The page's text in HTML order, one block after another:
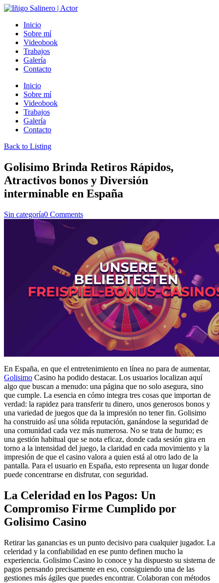
Inicio
Sobre mí
Videobook
Trabajos
Galería
Contacto
Inicio
Sobre mí
Videobook
Trabajos
Galería
Contacto
Back to Listing
Golisimo Brinda Retiros Rápidos,
Atractivos bonos y Diversión
interminable en España
Sin categoría0 Comments
En España, en que el entretenimiento en línea no para de aumentar,
Golisimo Casino ha podido destacar. Los usuarios localizan aquí
algo que buscan a menudo: una página que no solo asegura, sino
que cumple. La esencia en cómo integra tres cosas que importan de
verdad: la rapidez para transferir tu dinero, unos generosos bonos y
una variedad de juegos que da la impresión no tener fin. Golisimo
ha construido así una sólida reputación, ganándose la seguridad de
una comunidad cada vez más numerosa. No se trata de humo; es
una gestión habitual que se nota eficaz, donde cada sesión gira en
torno a la intensidad del juego, la claridad en cada movimiento y la
impresión de que el casino valora a quien está al otro lado de la
pantalla. Para el usuario en España, esto representa un lugar donde
puede concentrarse en disfrutar, con seguridad.
La Celeridad en los Pagos: Un
Compromiso Firme Cumplido por
Golisimo Casino
Retirar las ganancias es un punto decisivo para cualquier jugador. La
celeridad y la confiabilidad en ese punto definen mucho la
experiencia. Golisimo Casino lo conoce y ha dispuesto su sistema de
pagos pensando precisamente en eso, consiguiendo una de las
gestiones más ágiles que puedes encontrar. Colaboran con métodos